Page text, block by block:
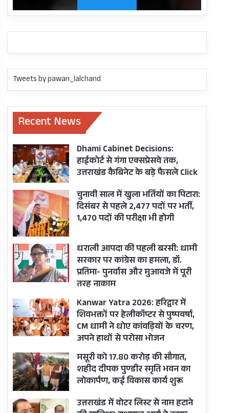
Tweets by pawan_lalchand
Recent News
Dhami Cabinet Decisions:
हाईकोर्ट से गंगा एक्सप्रेसवे तक,
उत्तराखंड कैबिनेट के बड़े फैसले Click
चुनावी साल में खुला भर्तियों का पिटारा:
दिसंबर से पहले 2,477 पदों पर भर्ती,
1,470 पदों की परीक्षा भी होगी
धराली आपदा की पहली बरसी: धामी
सरकार पर कांग्रेस का हमला, डॉ.
प्रतिमा- पुनर्वास और मुआवजे में पूरी
तरह नाकाम
Kanwar Yatra 2026: हरिद्वार में
शिवभक्तों पर हेलीकॉप्टर से पुष्पवर्षा,
CM धामी ने धोए कांवड़ियों के चरण,
अपने हाथों से परोसा भोजन
मसूरी को 17.80 करोड़ की सौगात,
शहीद दीपक पुण्डीर स्मृति भवन का
लोकार्पण, कई विकास कार्य शुरू
उत्तराखंड में वोटर लिस्ट से नाम हटाने